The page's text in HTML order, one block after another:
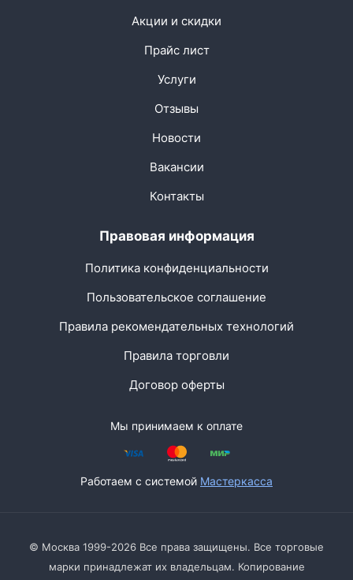
Акции и скидки
Прайс лист
Услуги
Отзывы
Новости
Вакансии
Контакты
Правовая информация
Политика конфиденциальности
Пользовательское соглашение
Правила рекомендательных технологий
Правила торговли
Договор оферты
Мы принимаем к оплате
Работаем с системой Мастеркасса
© Москва 1999-2026 Все права защищены. Все торговые
марки принадлежат их владельцам. Копирование